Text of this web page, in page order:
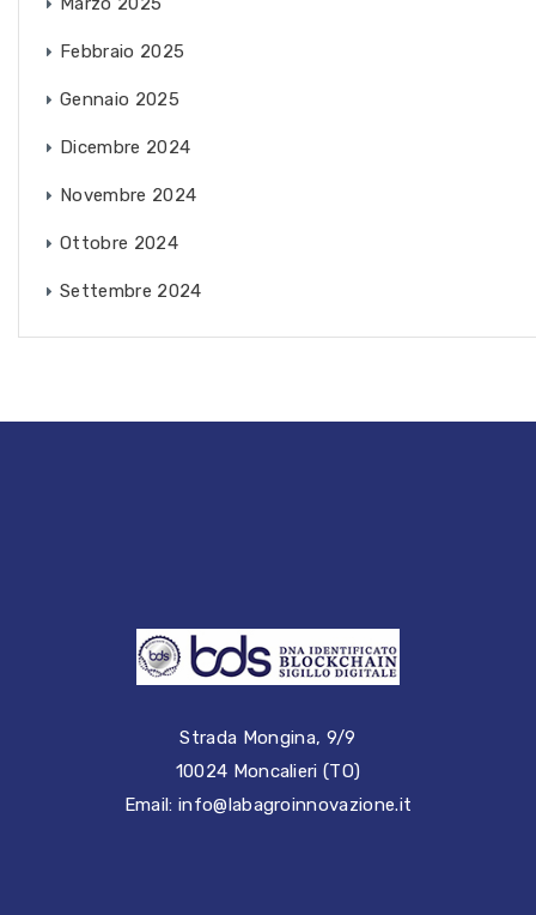
Febbraio 2025
Gennaio 2025
Dicembre 2024
Novembre 2024
Ottobre 2024
Settembre 2024
Strada Mongina, 9/9
10024 Moncalieri (TO)
Email: info@labagroinnovazione.it